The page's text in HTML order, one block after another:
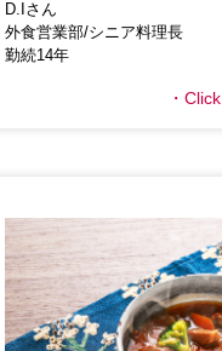
D.Iさん
外食営業部/シニア料理長
勤続14年
Click